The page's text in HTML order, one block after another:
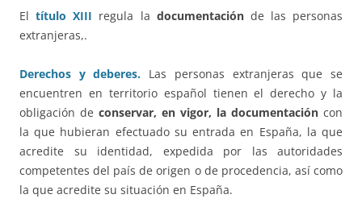
Eltítulo XIII regula la documentaciónde las personas
extranjeras,.
Derechos y deberes. Las personas extranjeras que se
encuentren en territorio español tienen el derecho y la
obligación de conservar, en vigor, la documentación con
la que hubieran efectuado su entrada en España, la que
acredite su identidad, expedida por las autoridades
competentes del país de origen o de procedencia, así como
la que acredite su situación en España.